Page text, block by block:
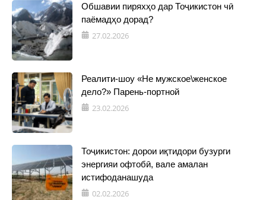
Обшавии пиряхҳо дар Тоҷикистон чӣ
паёмадҳо дорад?
27.02.2026
Реалити-шоу «Не мужское\женское
дело?» Парень-портной
23.02.2026
Тоҷикистон: дорои иқтидори бузурги
энергияи офтобӣ, вале амалан
истифоданашуда
02.02.2026